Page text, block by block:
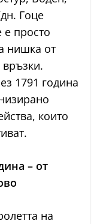
Гоце
просто
нишка от
1791 година
които
– от
на